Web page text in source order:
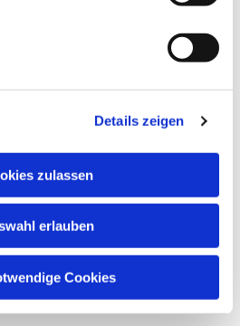
Details zeigen
zulassen
erlauben
Cookies